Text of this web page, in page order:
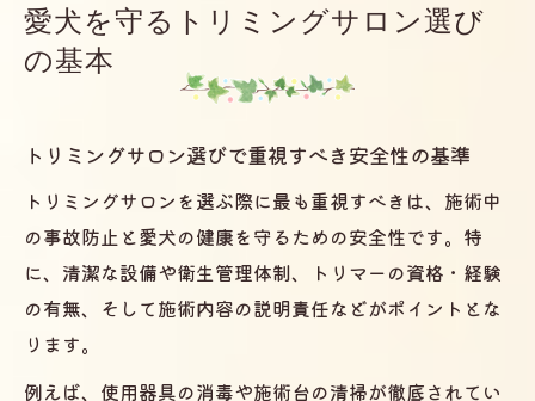
トリミングサロンの資格や経験を確認する
コツ
トリミングサロン利用時の事前準備チェッ
クリスト
トリミングサロンの事故予防対策を徹底解
施術中の安全確認ができるトリミングサロ
愛犬を守るトリミングサロン選び
の基本
トリミングサロン選びで重視すべき安全性の基準
トリミングサロンを選ぶ際に最も重視すべきは、施術中
の事故防止と愛犬の健康を守るための安全性です。特
に、清潔な設備や衛生管理体制、トリマーの資格・経験
の有無、そして施術内容の説明責任などがポイントとな
ります。
例えば、使用器具の消毒や施術台の清掃が徹底されてい